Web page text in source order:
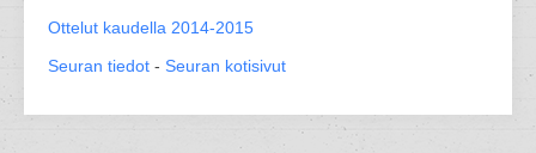
Ottelut kaudella 2014-2015
Seuran tiedot - Seuran kotisivut